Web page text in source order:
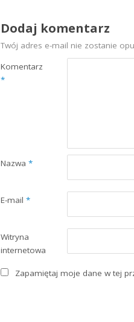
Dodaj komentarz
Twój adres e-mail nie zostanie
Komentarz
*
Nazwa *
E-mail *
Witryna
internetowa
Zapamiętaj moje dane w tej